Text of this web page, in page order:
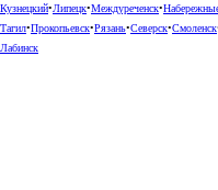
Кузнецкий•Липецк•Междуреченск•
Тагил•Прокопьевск•Рязань•Северск•Смоленск
Лабинск